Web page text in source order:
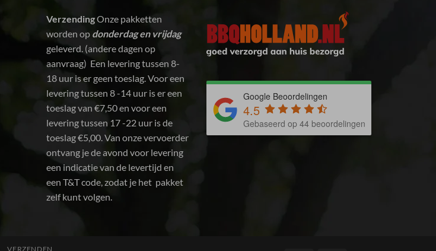
VerzendingOnze pakketten
worden op donderdag en vrijdag
geleverd. (andere dagen op
aanvraag) Een levering tussen 8-
18 uur is er geen toeslag. Voor een
levering tussen 8 -14 uur is er een
toeslag van €7,50 en voor een
levering tussen 17 -22 uur is de
toeslag €5,00. Van onze vervoerder
ontvang je de avond voor levering
een indicatie van de levertijd en
een T&T code, zodat je het pakket
zelf kunt volgen.
Google Beoordelingen
4.5
Gebaseerd op 44 beoordelingen
VERZENDEN